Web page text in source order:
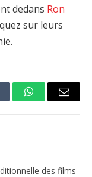
dedans Ron
sur leurs
WhatsAppEmail
des films